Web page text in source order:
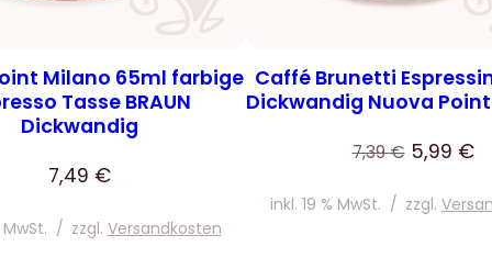
Milano 65ml farbige
Tasse BRAUN
Dickwandig
7,49 €
MwSt. / zzgl. Versandkosten
Caffé Brunetti
Dickwandig Nuova
7,39€
war:
5,99 €
inkl. 19 % MwSt. / zzgl.